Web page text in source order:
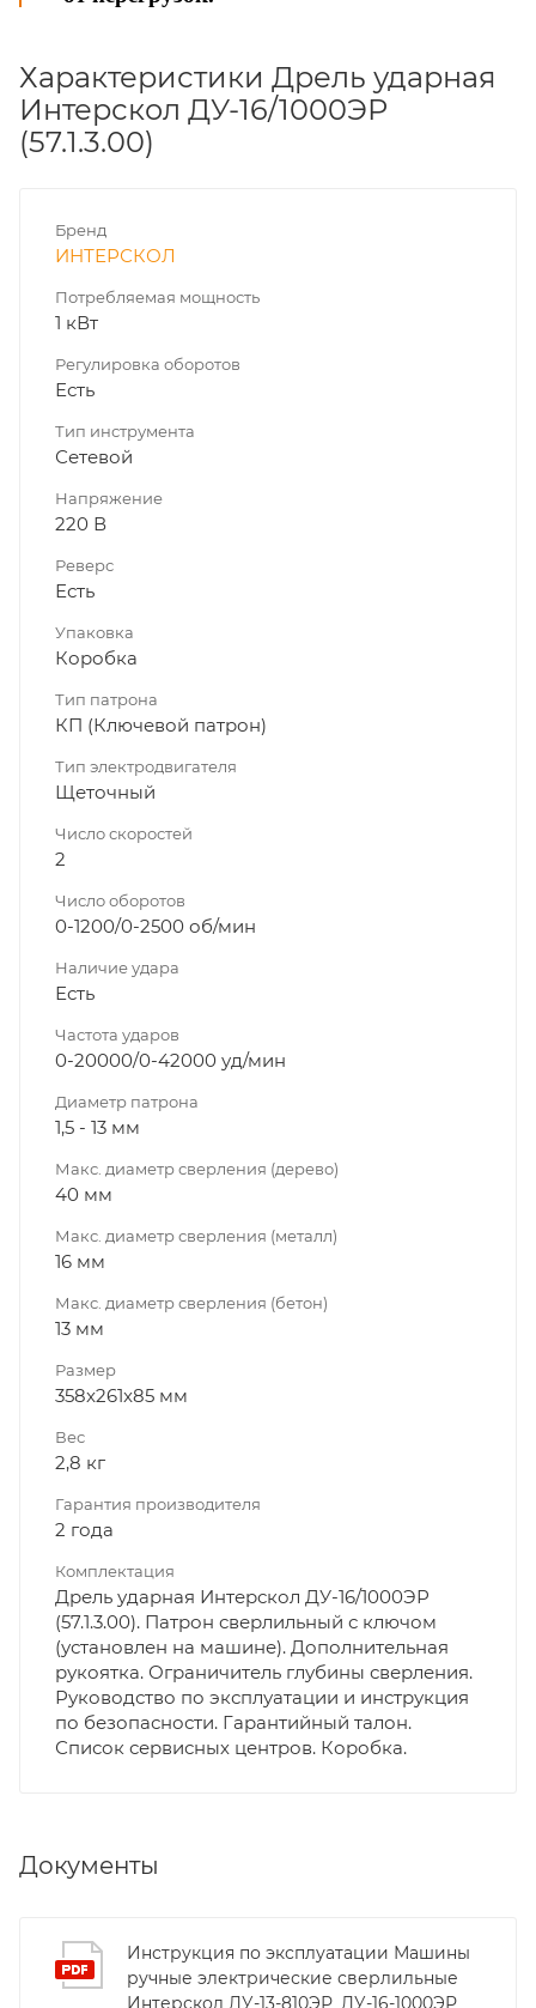
Характеристики Дрель ударная
Интерскол ДУ-16/1000ЭР
(57.1.3.00)
Бренд
ИНТЕРСКОЛ
Потребляемая мощность
1 кВт
Регулировка оборотов
Есть
Тип инструмента
Сетевой
Напряжение
220 В
Реверс
Есть
Упаковка
Коробка
Тип патрона
КП (Ключевой патрон)
Тип электродвигателя
Щеточный
Число скоростей
2
Число оборотов
0-1200/0-2500 об/мин
Наличие удара
Есть
Частота ударов
0-20000/0-42000 уд/мин
Диаметр патрона
1,5 - 13 мм
Макс. диаметр сверления (дерево)
40 мм
Макс. диаметр сверления (металл)
16 мм
Макс. диаметр сверления (бетон)
13 мм
Размер
358x261x85 мм
Вес
2,8 кг
Гарантия производителя
2 года
Комплектация
Дрель ударная Интерскол ДУ-16/1000ЭР
(57.1.3.00). Патрон сверлильный с ключом
(установлен на машине). Дополнительная
рукоятка. Ограничитель глубины сверления.
Руководство по эксплуатации и инструкция
по безопасности. Гарантийный талон.
Список сервисных центров. Коробка.
Документы
Инструкция по эксплуатации Машины
ручные электрические сверлильные
Интерскол ДУ-13-810ЭР_ДУ-16-1000ЭР